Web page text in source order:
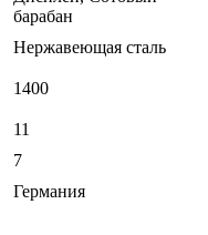
барабан
Нержавеющая сталь
1400
11
7
Германия